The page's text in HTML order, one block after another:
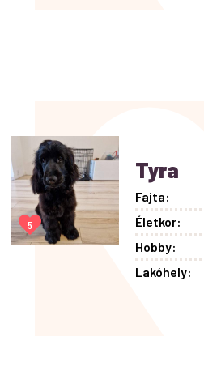
5
Tyra
Fajta:
Életkor:
Hobby:
Lakóhely: